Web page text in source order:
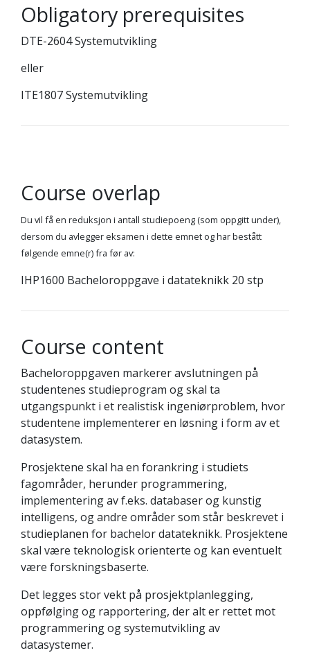
Obligatory prerequisites
DTE-2604 Systemutvikling
eller
ITE1807 Systemutvikling
Course overlap
Du vil få en reduksjon i antall studiepoeng (som oppgitt under),
dersom du avlegger eksamen i dette emnet og har bestått
følgende emne(r) fra før av:
IHP1600 Bacheloroppgave i datateknikk 20 stp
Course content
Bacheloroppgaven markerer avslutningen på
studentenes studieprogram og skal ta
utgangspunkt i et realistisk ingeniørproblem, hvor
studentene implementerer en løsning i form av et
datasystem.
Prosjektene skal ha en forankring i studiets
fagområder, herunder programmering,
implementering av f.eks. databaser og kunstig
intelligens, og andre områder som står beskrevet i
studieplanen for bachelor datateknikk. Prosjektene
skal være teknologisk orienterte og kan eventuelt
være forskningsbaserte.
Det legges stor vekt på prosjektplanlegging,
oppfølging og rapportering, der alt er rettet mot
programmering og systemutvikling av
datasystemer.